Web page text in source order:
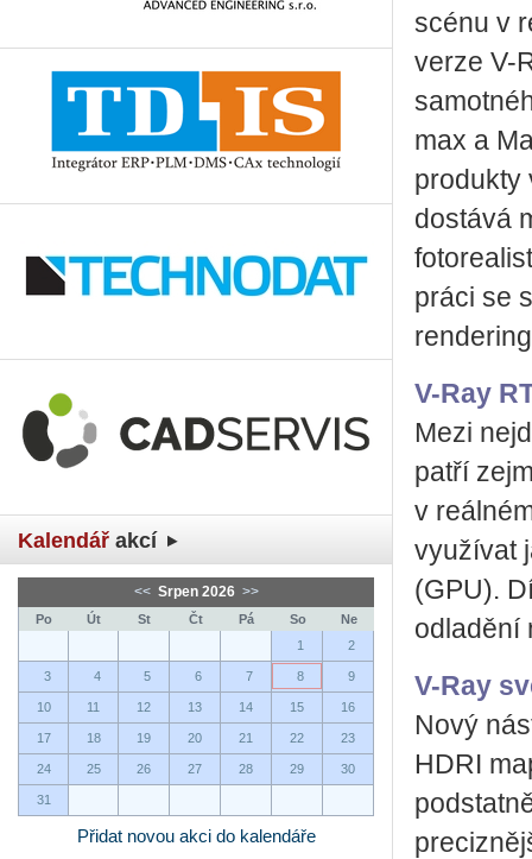
Kalendář akcí
<< Srpen 2026 >>
Po Út St Čt Pá So
Ne
1
2
3 4 5 6 7 8 9
10 11 12 13 14 15 16
17 18 19 20 21 22 23
24 25 26 27 28 29 30
31
Přidat novou akci do kalendáře
scénu v
verze V-
max a
produkty
dostává
práci se
V-Ray
Mezi
patří
v
využívat
(GPU).
odladění
V-Ray
Nový
HDRI